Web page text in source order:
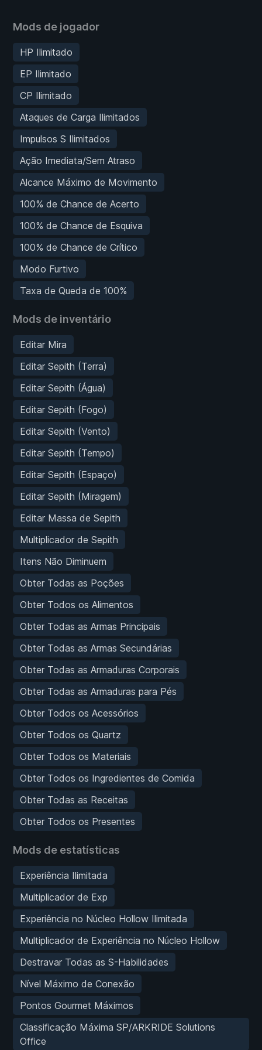
Mods de jogador
HP Ilimitado
EP Ilimitado
CP Ilimitado
Ataques de Carga Ilimitados
Impulsos S Ilimitados
Ação Imediata/Sem Atraso
Alcance Máximo de Movimento
100% de Chance de Acerto
100% de Chance de Esquiva
100% de Chance de Crítico
Modo Furtivo
Taxa de Queda de 100%
Mods de inventário
Editar Mira
Editar Sepith (Terra)
Editar Sepith (Água)
Editar Sepith (Fogo)
Editar Sepith (Vento)
Editar Sepith (Tempo)
Editar Sepith (Espaço)
Editar Sepith (Miragem)
Editar Massa de Sepith
Multiplicador de Sepith
Itens Não Diminuem
Obter Todas as Poções
Obter Todos os Alimentos
Obter Todas as Armas Principais
Obter Todas as Armas Secundárias
Obter Todas as Armaduras Corporais
Obter Todas as Armaduras para Pés
Obter Todos os Acessórios
Obter Todos os Quartz
Obter Todos os Materiais
Obter Todos os Ingredientes de Comida
Obter Todas as Receitas
Obter Todos os Presentes
Mods de estatísticas
Experiência Ilimitada
Multiplicador de Exp
Experiência no Núcleo Hollow Ilimitada
Multiplicador de Experiência no Núcleo Hollow
Destravar Todas as S-Habilidades
Nível Máximo de Conexão
Pontos Gourmet Máximos
Classificação Máxima SP/ARKRIDE Solutions
Office